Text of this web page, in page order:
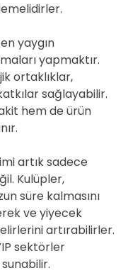
yaygın
yapmaktır.
ortaklıklar,
sağlayabilir.
hem de ürün
artık sadece
Kulüpler,
süre kalmasını
ve yiyecek
artırabilirler.
sektörler